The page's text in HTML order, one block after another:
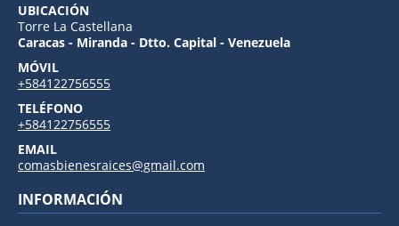
UBICACIÓN
Torre La Castellana
Caracas - Miranda - Dtto. Capital - Venezuela
MÓVIL
+584122756555
TELÉFONO
+584122756555
EMAIL
comasbienesraices@gmail.com
INFORMACIÓN